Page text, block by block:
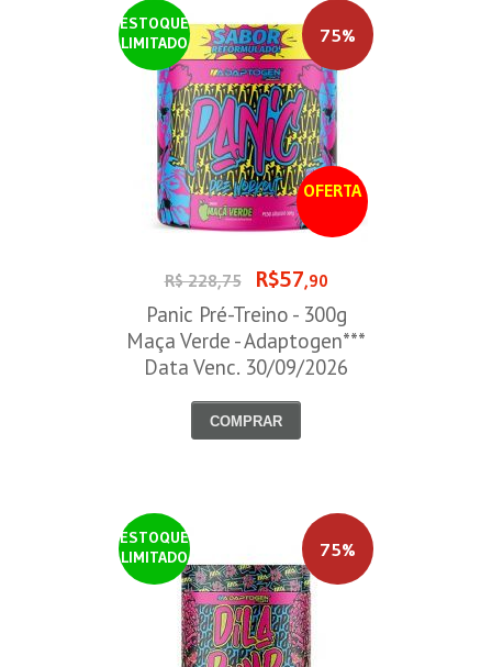
ESTOQUE
LIMITADO
OFERTA
75%
R$ 228,75 R$57,90
Panic Pré-Treino - 300g
Maça Verde - Adaptogen***
Data Venc. 30/09/2026
COMPRAR
ESTOQUE
LIMITADO
75%